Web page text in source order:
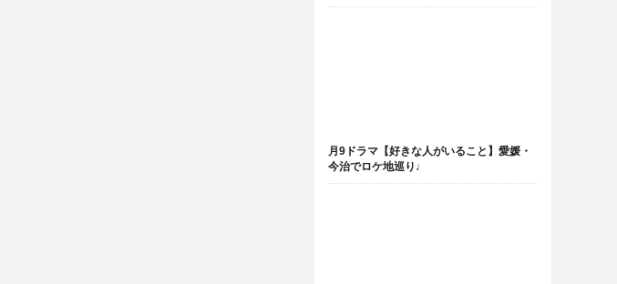
月9ドラマ【好きな人がいること】愛媛・
今治でロケ地巡り♩